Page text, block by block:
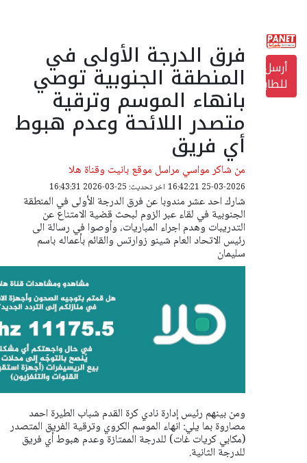
أرسل
للطابعة
فرق الدرجة الأولى في
المنطقة الجنوبية توصي
بانهاء الموسم وترقية
متصدر اللائحة وعدم هبوط
أي فريق
من شاكر مواسي مراسل موقع بانيت وقناة هلا
25-03-2026 16:42:21 اخر تحديث: 25-03-2026 16:43:31
شارك احد عشر مندوبا عن فرق الدرجة الأولى في المنطقة
الجنوبية في لقاء عبر الزوم لبحث قضية الامتناع عن
التدريبات وهدم اجراء المباريات، وأوصوا في رسالة الى
رئيس الاتحاد العام شينو زوارتس والقائم بأعماله باسم
سليمان
ومن بينهم رئيس إدارة نادي كرة القدم شباب الطيرة احمد
مصاروة بما يلي: انهاء الموسم الكروي وترقية الفريق المتصدر
(مكابي كريات غات) للدرجة الممتازة وعدم هبوط أي فريق
للدرجة الثانية.